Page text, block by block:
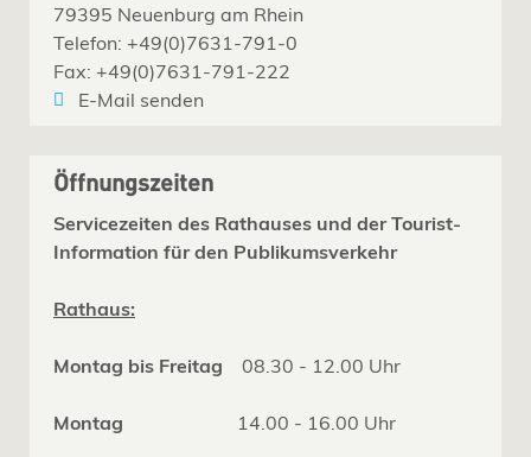
79395 Neuenburg am Rhein
Telefon: +49(0)7631-791-0
Fax: +49(0)7631-791-222
E-Mail senden
Öffnungszeiten
Servicezeiten des Rathauses und der Tourist-
Information für den Publikumsverkehr
Rathaus:
Montag bis Freitag 08.30 - 12.00 Uhr
Montag 14.00 - 16.00 Uhr